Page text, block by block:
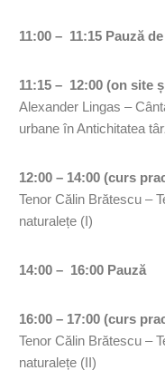
11:00 – 11:15 Pauză
11:15 – 12:00 (on site
Alexander Lingas –
urbane în Antichitatea
12:00 – 14:00 (curs
Tenor Călin Brătescu –
naturalețe (I)
14:00 – 16:00 Pauză
16:00 – 17:00 (curs
Tenor Călin Brătescu –
naturalețe (II)